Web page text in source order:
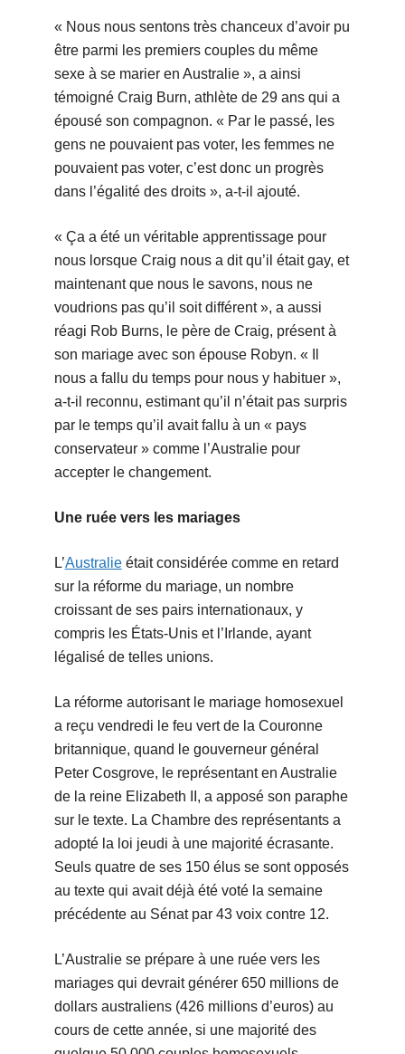
« Nous nous sentons très chanceux d’avoir pu
être parmi les premiers couples du même
sexe à se marier en Australie », a ainsi
témoigné Craig Burn, athlète de 29 ans qui a
épousé son compagnon. « Par le passé, les
gens ne pouvaient pas voter, les femmes ne
pouvaient pas voter, c’est donc un progrès
dans l’égalité des droits », a-t-il ajouté.
« Ça a été un véritable apprentissage pour
nous lorsque Craig nous a dit qu’il était gay, et
maintenant que nous le savons, nous ne
voudrions pas qu’il soit différent », a aussi
réagi Rob Burns, le père de Craig, présent à
son mariage avec son épouse Robyn. « Il
nous a fallu du temps pour nous y habituer »,
a-t-il reconnu, estimant qu’il n’était pas surpris
par le temps qu’il avait fallu à un « pays
conservateur » comme l’Australie pour
accepter le changement.
Une ruée vers les mariages
L’Australieétait considérée comme en retard
sur la réforme du mariage, un nombre
croissant de ses pairs internationaux, y
compris les États-Unis et l’Irlande, ayant
légalisé de telles unions.
La réforme autorisant le mariage homosexuel
a reçu vendredi le feu vert de la Couronne
britannique, quand le gouverneur général
Peter Cosgrove, le représentant en Australie
de la reine Elizabeth II, a apposé son paraphe
sur le texte. La Chambre des représentants a
adopté la loi jeudi à une majorité écrasante.
Seuls quatre de ses 150 élus se sont opposés
au texte qui avait déjà été voté la semaine
précédente au Sénat par 43 voix contre 12.
L’Australie se prépare à une ruée vers les
mariages qui devrait générer 650 millions de
dollars australiens (426 millions d’euros) au
cours de cette année, si une majorité des